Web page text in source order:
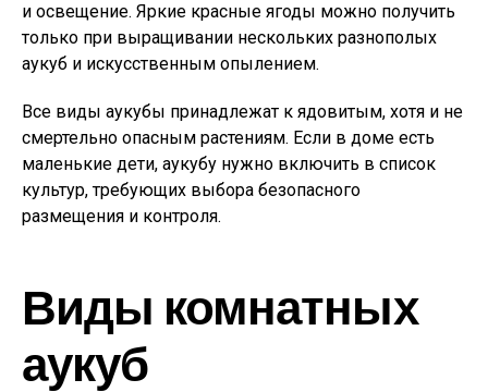
и освещение. Яркие красные ягоды можно получить
только при выращивании нескольких разнополых
аукуб и искусственным опылением.
Все виды аукубы принадлежат к ядовитым, хотя и не
смертельно опасным растениям. Если в доме есть
маленькие дети, аукубу нужно включить в список
культур, требующих выбора безопасного
размещения и контроля.
Виды комнатных
аукуб